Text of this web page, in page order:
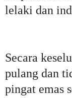
lelaki dan
Secara
pulang dan
pingat emas